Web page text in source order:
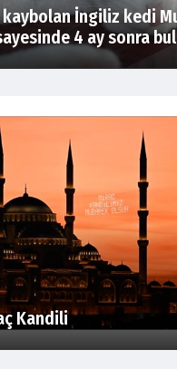
İngiliz kedi
4 ay sonra
Kandili